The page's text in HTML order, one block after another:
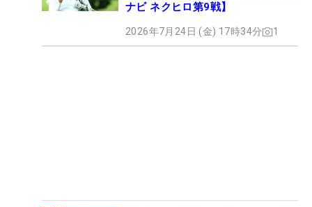
ナビ ネクヒロ第9戦】
2026年7月24日 (金) 17時34分 1